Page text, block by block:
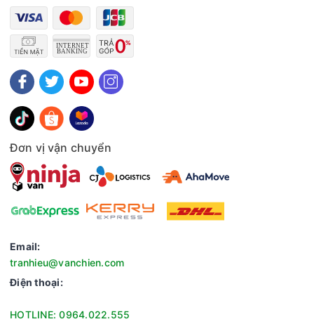
Đơn vị vận chuyển
Email:
tranhieu@vanchien.com
Điện thoại:
HOTLINE: 0964.022.555